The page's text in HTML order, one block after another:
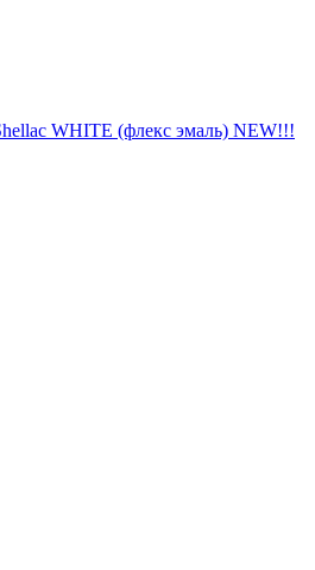
WHITE (флекс эмаль) NEW!!!